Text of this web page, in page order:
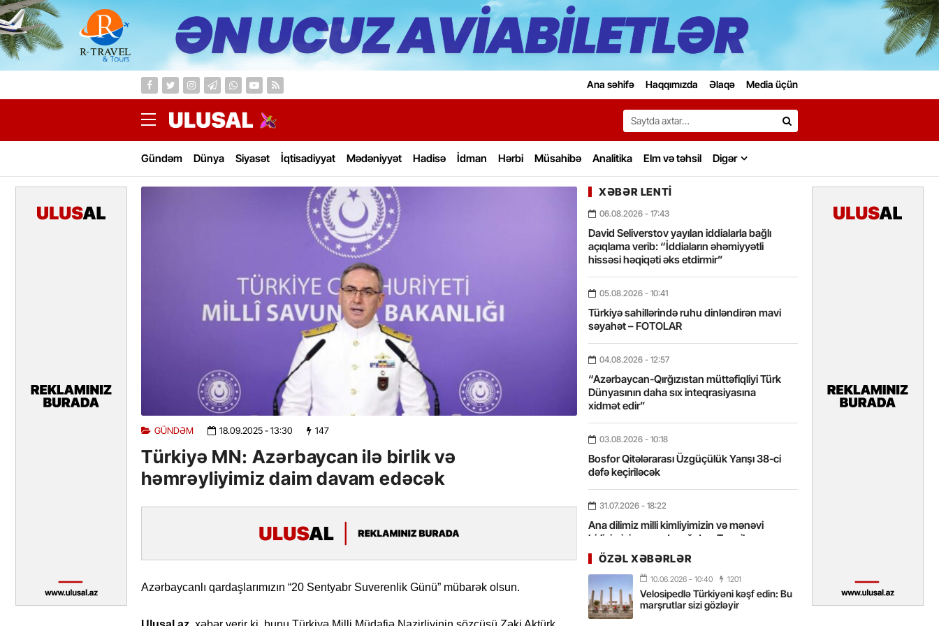
Ana səhifə Haqqımızda Əlaqə Media üçün
Search…
Gündəm Dünya Siyasət İqtisadiyyat Mədəniyyət Hadisə İdman Hərbi Müsahibə Analitika Elm və təhsil Digər
GÜNDƏM 18.09.2025- 13:30 147
Türkiyə MN: Azərbaycan ilə birlik və
həmrəyliyimiz daim davam edəcək
Azərbaycanlı qardaşlarımızın “20 Sentyabr Suverenlik Günü” mübarək olsun.
XƏBƏR LENTI
06.08.2026 - 17:43
David Seliverstov yayılan iddialarla bağlı
açıqlama verib: “İddiaların əhəmiyyətli
hissəsi həqiqəti əks etdirmir”
05.08.2026 - 10:41
Türkiyə sahillərində ruhu dinləndirən mavi
səyahət – FOTOLAR
04.08.2026 - 12:57
“Azərbaycan-Qırğızıstan müttəfiqliyi Türk
Dünyasının daha sıx inteqrasiyasına
xidmət edir”
03.08.2026 - 10:18
Bosfor Qitələrarası Üzgüçülük Yarışı 38-ci
dəfə keçiriləcək
31.07.2026 - 18:22
Ana dilimiz milli kimliyimizin və mənəvi
birliyimizin əsas dayağıdır – Tənzilə
Rüstəmxanlı
31.07.2026 - 16:58
Tarixin axarını yalnız böyük liderlər dəyişir
ÖZƏL XƏBƏRLƏR
10.06.2026 - 10:40 1201
Velosipedlə Türkiyəni kəşf edin: Bu
marşrutlar sizi gözləyir